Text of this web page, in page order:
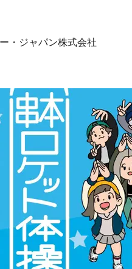
・ジャパン株式会社